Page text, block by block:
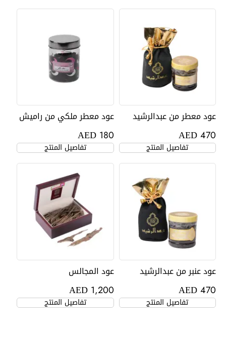
عود معطر من عبدالرشيد
AED 470
تفاصيل المنتج
عود معطر ملكي من راميش
AED 180
تفاصيل المنتج
عود عنبر من عبدالرشيد
AED 470
تفاصيل المنتج
عود المجالس
AED 1,200
تفاصيل المنتج